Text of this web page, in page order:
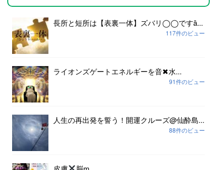
長所と短所は【表裏一体】ズバリ◯◯ですȃ...
117件のビュー
ライオンズゲートエネルギーを音✖︎水...
91件のビュー
人生の再出発を誓う！開運クルーズ@仙酔島...
88件のビュー